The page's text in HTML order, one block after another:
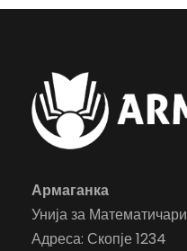
Армаганка
Унија за Математичари
Адреса: Скопје 1234